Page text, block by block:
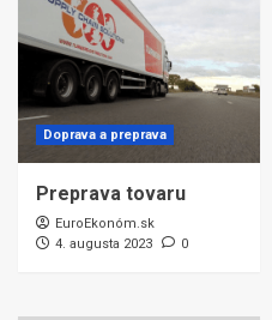
Doprava a preprava
Preprava tovaru
EuroEkonóm.sk
4. augusta 2023
0